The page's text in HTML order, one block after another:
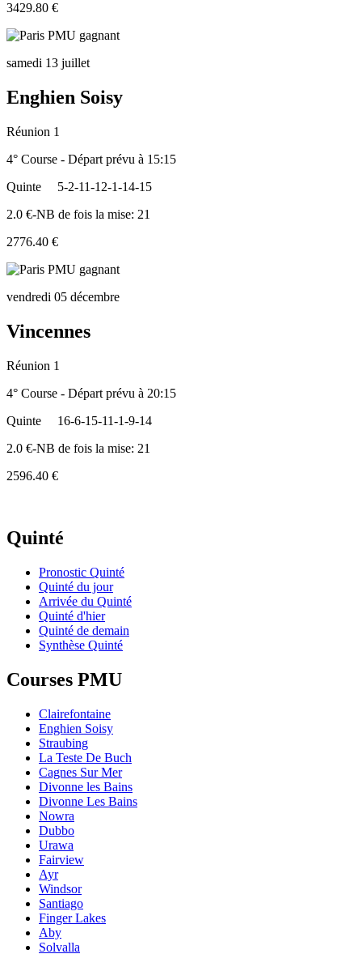
3429.80 €
samedi 13 juillet
Enghien Soisy
Réunion 1
4° Course - Départ prévu à 15:15
Quinte
5-2-11-12-1-14-15
2.0 €-NB de fois la mise: 21
2776.40 €
vendredi 05 décembre
Vincennes
Réunion 1
4° Course - Départ prévu à 20:15
Quinte
16-6-15-11-1-9-14
2.0 €-NB de fois la mise: 21
2596.40 €
Quinté
Pronostic Quinté
Quinté du jour
Arrivée du Quinté
Quinté d'hier
Quinté de demain
Synthèse Quinté
Courses PMU
Clairefontaine
Enghien Soisy
Straubing
La Teste De Buch
Cagnes Sur Mer
Divonne les Bains
Divonne Les Bains
Nowra
Dubbo
Urawa
Fairview
Ayr
Windsor
Santiago
Finger Lakes
Aby
Solvalla